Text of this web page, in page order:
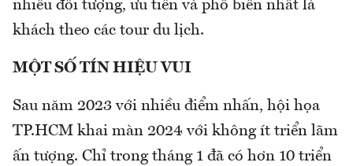
nhiều đối tượng, ưu tiên và phổ biến nhất là
khách theo các tour du lịch.
MỘT SỐ TÍN HIỆU VUI
Sau năm 2023 với nhiều điểm nhấn, hội họa
TP.HCM khai màn 2024 với không ít triển lãm
ấn tượng. Chỉ trong tháng 1 đã có hơn 10 triển